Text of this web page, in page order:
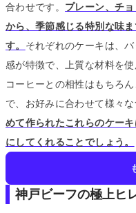
合わせです。 プレーン、チ
から、季節感じる特別な味
す。 それぞれのケーキは、
感が特徴で、上質な材料を
コーヒーとの相性はもちろ
で、お好みに合わせて様々
めて作られたこれらのケー
にしてくれることでしょう。
神戸ビーフの極上ヒ